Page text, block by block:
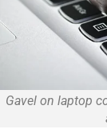
Gavel on laptop